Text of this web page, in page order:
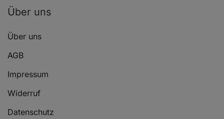
Über uns
Über uns
AGB
Impressum
Widerruf
Datenschutz